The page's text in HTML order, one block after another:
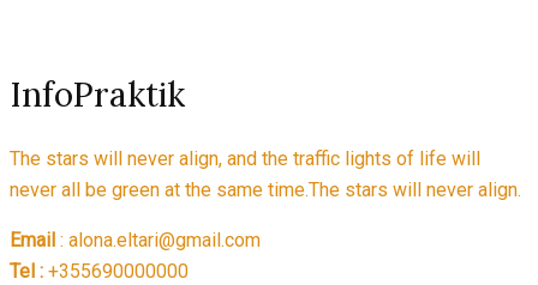
InfoPraktik
The stars will never align, and the traffic lights of life will
never all be green at the same time.The stars will never align.
Email : alona.eltari@gmail.com
Tel : +355690000000